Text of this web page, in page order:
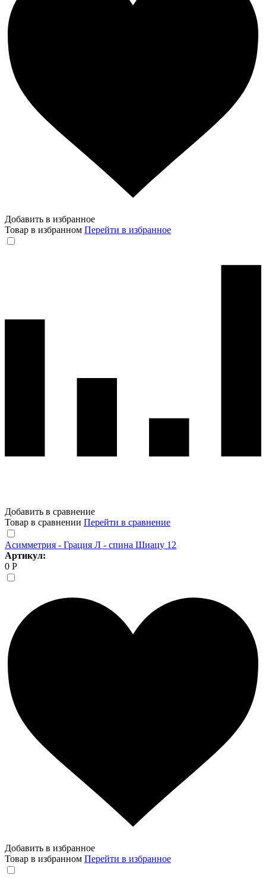
Добавить в избранное
Товар в избранном Перейти в избранное
Добавить в сравнение
Товар в сравнении Перейти в сравнение
Асимметрия - Грация Л - спина Шиацу 12
Артикул:
0 Р
Добавить в избранное
Товар в избранном Перейти в избранное